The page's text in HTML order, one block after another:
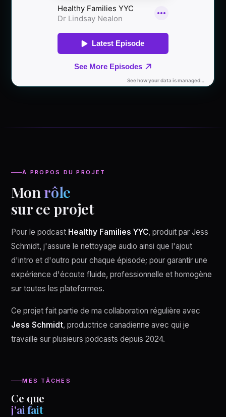
À PROPOS DU PROJET
Mon rôle
sur ce projet
Pour le podcast Healthy Families YYC, produit par Jess
Schmidt, j'assure le nettoyage audio ainsi que l'ajout
d'intro et d'outro pour chaque épisode; pour garantir une
expérience d'écoute fluide, professionnelle et homogène
sur toutes les plateformes.
Ce projet fait partie de ma collaboration régulière avec
Jess Schmidt, productrice canadienne avec qui je
travaille sur plusieurs podcasts depuis 2024.
MES TÂCHES
Ce que
j'ai fait